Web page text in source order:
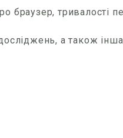
браузер, тривалості
а також інша